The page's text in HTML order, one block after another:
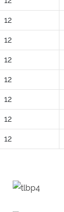
12
12
12
12
12
12
12